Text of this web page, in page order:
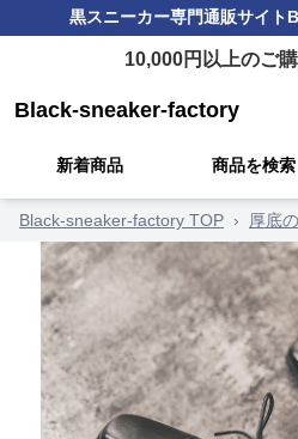
黒スニーカー専門通販サイト
10,000円以上のご
Black-sneaker-factory
新着商品 商品を検索
Black-sneaker-factory TOP › 厚底